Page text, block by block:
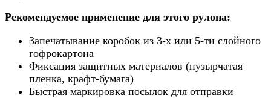
Рекомендуемое применение для этого рулона:
Запечатывание коробок из 3-х или 5-ти слойного
гофрокартона
Фиксация защитных материалов (пузырчатая
пленка, крафт-бумага)
Быстрая маркировка посылок для отправки